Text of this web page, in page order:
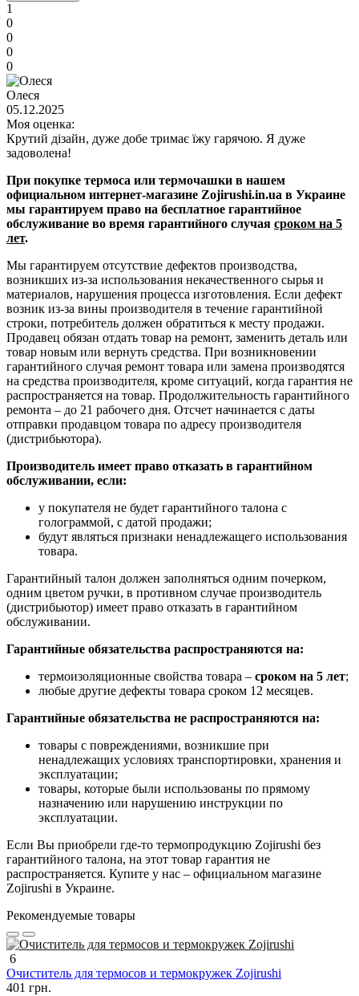
1
0
0
0
0
Олеся
05.12.2025
Моя оценка:
Крутий дізайн, дуже добе тримає їжу гарячою. Я дуже
задоволена!
При покупке термоса или термочашки в нашем
официальном интернет-магазине Zojirushi.in.ua в Украине
мы гарантируем право на бесплатное гарантийное
обслуживание во время гарантийного случая сроком на 5
лет.
Мы гарантируем отсутствие дефектов производства,
возникших из-за использования некачественного сырья и
материалов, нарушения процесса изготовления. Если дефект
возник из-за вины производителя в течение гарантийной
строки, потребитель должен обратиться к месту продажи.
Продавец обязан отдать товар на ремонт, заменить деталь или
товар новым или вернуть средства. При возникновении
гарантийного случая ремонт товара или замена производятся
на средства производителя, кроме ситуаций, когда гарантия не
распространяется на товар. Продолжительность гарантийного
ремонта – до 21 рабочего дня. Отсчет начинается с даты
отправки продавцом товара по адресу производителя
(дистрибьютора).
Производитель имеет право отказать в гарантийном
обслуживании, если:
у покупателя не будет гарантийного талона с
голограммой, с датой продажи;
будут являться признаки ненадлежащего использования
товара.
Гарантийный талон должен заполняться одним почерком,
одним цветом ручки, в противном случае производитель
(дистрибьютор) имеет право отказать в гарантийном
обслуживании.
Гарантийные обязательства распространяются на:
термоизоляционные свойства товара – сроком на 5 лет;
любые другие дефекты товара сроком 12 месяцев.
Гарантийные обязательства не распространяются на:
товары с повреждениями, возникшие при
ненадлежащих условиях транспортировки, хранения и
эксплуатации;
товары, которые были использованы по прямому
назначению или нарушению инструкции по
эксплуатации.
Если Вы приобрели где-то термопродукцию Zojirushi без
гарантийного талона, на этот товар гарантия не
распространяется. Купите у нас – официальном магазине
Zojirushi в Украине.
Рекомендуемые товары
6
Очиститель для термосов и термокружек Zojirushi
401 грн.